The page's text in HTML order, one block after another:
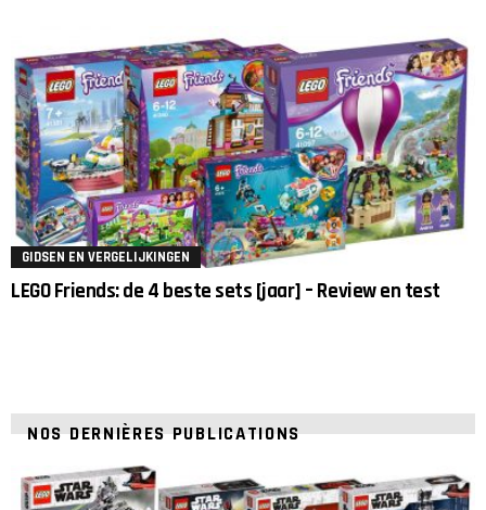
GIDSEN EN VERGELIJKINGEN
LEGO Friends: de 4 beste sets [jaar] – Review en test
NOS DERNIÈRES PUBLICATIONS